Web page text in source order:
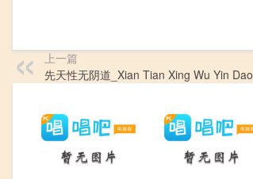
上一篇
先天性无阴道_Xian Tian Xing Wu Yin Dao